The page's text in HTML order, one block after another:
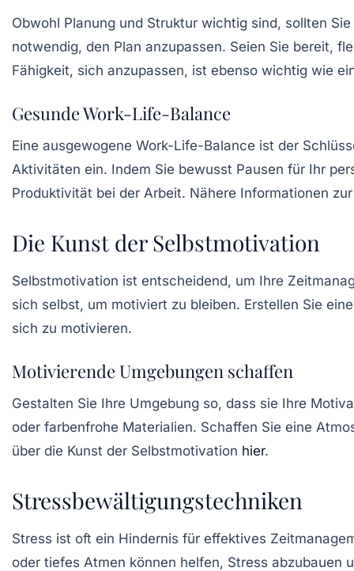
Obwohl Planung und Struktur wichtig sind, sollten
notwendig, den Plan anzupassen. Seien Sie bereit,
Fähigkeit, sich anzupassen, ist ebenso wichtig wie
Gesunde Work-Life-Balance
Eine ausgewogene Work-Life-Balance ist der
Aktivitäten ein. Indem Sie bewusst Pausen für Ihr
Produktivität bei der Arbeit. Nähere Informationen
Die Kunst der Selbstmotivation
Selbstmotivation ist entscheidend, um Ihre
sich selbst, um motiviert zu bleiben. Erstellen Sie
sich zu motivieren.
Motivierende Umgebungen schaffen
Gestalten Sie Ihre Umgebung so, dass sie Ihre
oder farbenfrohe Materialien. Schaffen Sie eine
über die Kunst der Selbstmotivation hier.
Stressbewältigungstechniken
Stress ist oft ein Hindernis für effektives
oder tiefes Atmen können helfen, Stress abzubauen